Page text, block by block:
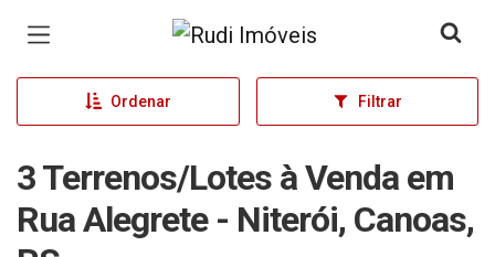
Página inicial
Ordenar Filtrar
3 Terrenos/Lotes à Venda em
Rua Alegrete - Niterói, Canoas,